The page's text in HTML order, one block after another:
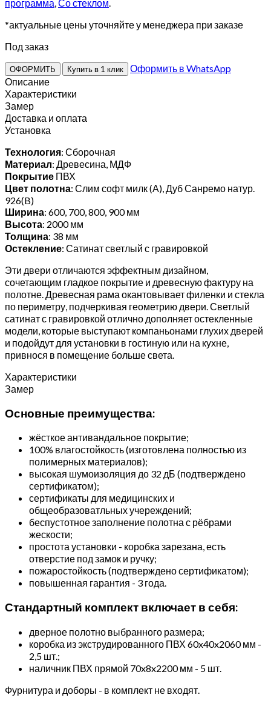
программа,Со стеклом.
*актуальные цены уточняйте у менеджера при заказе
Под заказ
ОФОРМИТЬ Купить в 1 клик
Оформить в WhatsApp
Описание
Характеристики
Замер
Доставка и оплата
Установка
Технология: Сборочная
Материал: Древесина, МДФ
Покрытие ПВХ
Цвет полотна: Слим софт милк (А), Дуб Санремо натур.
926(B)
Ширина: 600, 700, 800, 900 мм
Высота: 2000 мм
Толщина: 38 мм
Остекление: Сатинат светлый с гравировкой
Эти двери отличаются эффектным дизайном,
сочетающим гладкое покрытие и древесную фактуру на
полотне. Древесная рама окантовывает филенки и стекла
по периметру, подчеркивая геометрию двери. Светлый
сатинат с гравировкой отлично дополняет остекленные
модели, которые выступают компаньонами глухих дверей
и подойдут для установки в гостиную или на кухне,
привнося в помещение больше света.
Характеристики
Замер
Основные преимущества:
жёсткое антивандальное покрытие;
100% влагостойкость (изготовлена полностью из
полимерных материалов);
высокая шумоизоляция до 32 дБ (подтверждено
сертификатом);
сертификаты для медицинских и
общеобразоватльных учереждений;
беспустотное заполнение полотна с рёбрами
жескости;
простота установки - коробка зарезана, есть
отверстие под замок и ручку;
пожаростойкость (подтверждено сертификатом);
повышенная гарантия - 3 года.
Стандартный комплект включает в себя:
дверное полотно выбранного размера;
коробка из экструдированного ПВХ 60x40x2060 мм -
2,5 шт.;
наличник ПВХ прямой 70x8x2200 мм - 5 шт.
Фурнитура и доборы - в комплект не входят.